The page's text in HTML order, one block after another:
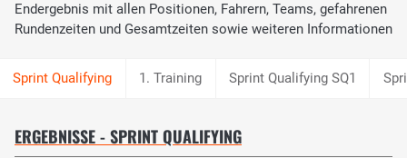
Endergebnis mit allen Positionen, Fahrern, Teams, gefahrenen
Rundenzeiten und Gesamtzeiten sowie weiteren Informationen
1. Training Sprint Qualifying SQ1
ERGEBNISSE - SPRINT QUALIFYING